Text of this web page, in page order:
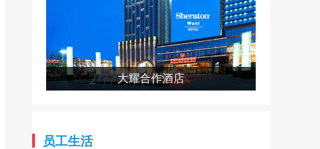
解，不断推动产品升级和技术革
新，让卓雅纺织在纺织领域独树
一帜。 在卓雅纺织的众多产
品中，21S涤棉纱线以其独特的
魅力和卓越的性能脱颖而出。这
的行业积淀。 作为生产灯芯
绒系列的规模型企业，公司拥有
多种先进的生产设备，包括多臂
230剑杆600台，以及灯芯绒的
烘布机、割绒机、刷毛机、烧毛
大耀合作酒店
员工生活